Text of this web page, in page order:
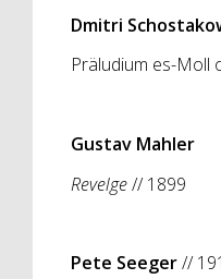
Dmitri
Präludium es-Moll
Gustav Mahler
Revelge// 1899
Pete Seeger//